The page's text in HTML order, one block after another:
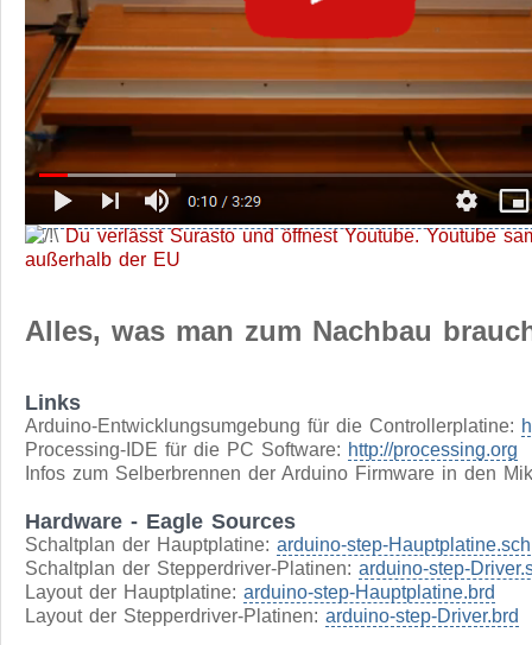
Du verlässt Surasto und öffnest Youtube. Youtube
außerhalb der EU
Alles, was man zum Nachbau
Links
Arduino-Entwicklungsumgebung für die Controllerplatine:
Processing-IDE für die PC Software: http://processing.org
Infos zum Selberbrennen der Arduino Firmware in den
Hardware - Eagle Sources
Schaltplan der Hauptplatine: arduino-step-Hauptplatine.sch
Schaltplan der Stepperdriver-Platinen: arduino-step-
Layout der Hauptplatine: arduino-step-Hauptplatine.brd
Layout der Stepperdriver-Platinen: arduino-step-Driver.brd